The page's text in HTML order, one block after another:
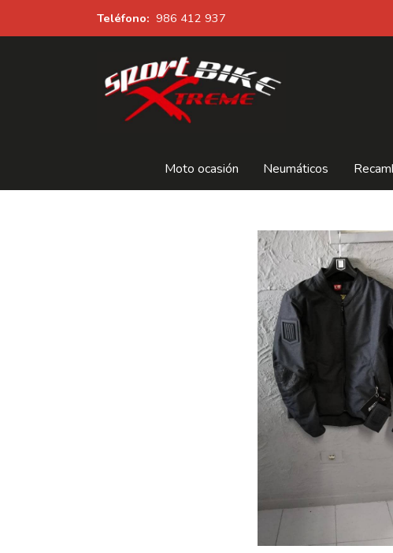
Teléfono: 986 412 937
Moto ocasión Neumáticos